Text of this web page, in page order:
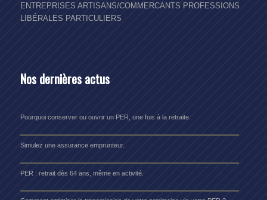
ENTREPRISES ARTISANS/COMMERCANTS PROFESSIONS
LIBÉRALES PARTICULIERS
Nos dernières actus
Pourquoi conserver ou ouvrir un PER, une fois à la retraite.
Simulez une assurance emprunteur.
PER : retrait dès 64 ans, même en activité.